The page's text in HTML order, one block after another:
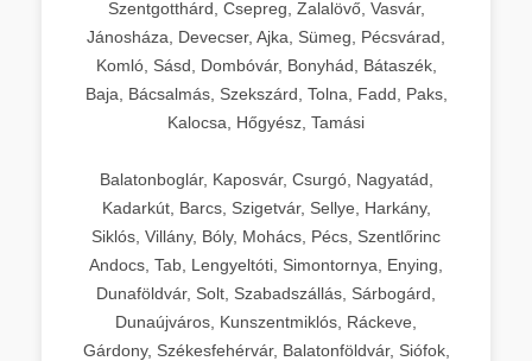
Szentgotthárd, Csepreg, Zalalövő, Vasvár,
Jánosháza, Devecser, Ajka, Sümeg, Pécsvárad,
Komló, Sásd, Dombóvár, Bonyhád, Bátaszék,
Baja, Bácsalmás, Szekszárd, Tolna, Fadd, Paks,
Kalocsa, Hőgyész, Tamási
Balatonboglár, Kaposvár, Csurgó, Nagyatád,
Kadarkút, Barcs, Szigetvár, Sellye, Harkány,
Siklós, Villány, Bóly, Mohács, Pécs, Szentlőrinc
Andocs, Tab, Lengyeltóti, Simontornya, Enying,
Dunaföldvár, Solt, Szabadszállás, Sárbogárd,
Dunaújváros, Kunszentmiklós, Ráckeve,
Gárdony, Székesfehérvár, Balatonföldvár, Siófok,